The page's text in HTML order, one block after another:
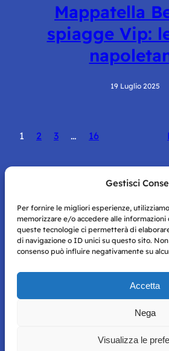
Gestisci
Per fornire le migliori esperienze,
memorizzare e/o accedere alle
queste tecnologie ci permetterà di
di navigazione o ID unici su questo sito.
consenso può influire negativamente su
Accetta
Nega
Visualizza le
Mappatella
spiagge Vip:
19 Luglio 2025
1 2 3 … 16
Storie di Napoli è una testata registrata
Napoli con autorizzazione numero 38 del
Tutte le immagini e i contenuti su questo
per mero scopo didattico e informativo.
perseguito secondo i termini di legge. Si
informazioni in questo sito web per